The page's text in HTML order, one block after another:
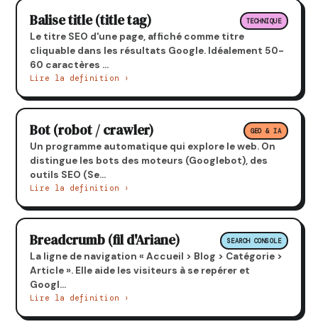
Balise title (title tag) TECHNIQUE
Le titre SEO d'une page, affiché comme titre
cliquable dans les résultats Google. Idéalement 50-
60 caractères ...
Lire la definition ›
Bot (robot / crawler) GEO & IA
Un programme automatique qui explore le web. On
distingue les bots des moteurs (Googlebot), des
outils SEO (Se...
Lire la definition ›
Breadcrumb (fil d'Ariane) SEARCH CONSOLE
La ligne de navigation « Accueil > Blog > Catégorie >
Article ». Elle aide les visiteurs à se repérer et
Googl...
Lire la definition ›